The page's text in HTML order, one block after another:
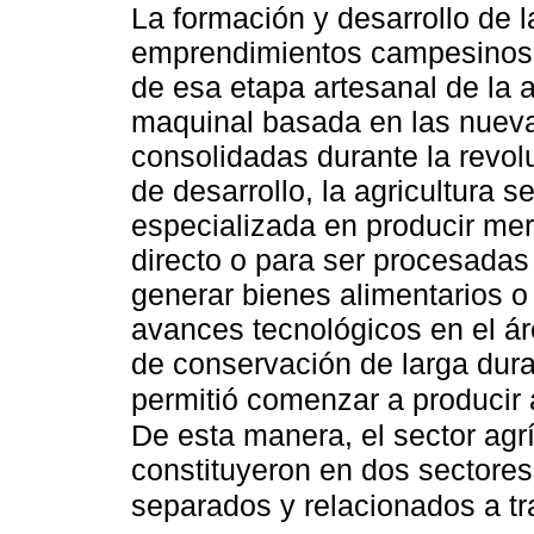
La formación y desarrollo de
emprendimientos
de esa etapa artesanal de la
maquinal basada en las
consolidadas durante la
de desarrollo, la agricultura
especializada en producir
directo o para ser
generar bienes alimentarios
avances tecnológicos en el
de conservación de larga
permitió comenzar a
De esta manera, el sector
constituyeron en dos
separados y relacionados a